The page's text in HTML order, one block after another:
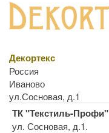
Декортекс
Россия
Иваново
ул.Сосновая, д.1
ТК "Текстиль-Профи"
ул. Сосновая, д.1.